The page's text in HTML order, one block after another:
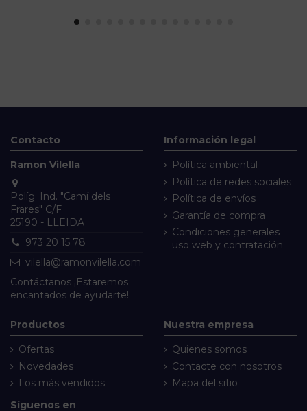
Contacto
Ramon Vilella
Políg. Ind. "Camí dels
Frares" C/F
25190 - LLEIDA
973 20 15 78
vilella@ramonvilella.com
Contáctanos ¡Estaremos
encantados de ayudarte!
Información legal
Política ambiental
Política de redes sociales
Política de envíos
Garantía de compra
Condiciones generales
uso web y contratación
Productos
Ofertas
Novedades
Los más vendidos
Nuestra empresa
Quienes somos
Contacte con nosotros
Mapa del sitio
Síguenos en